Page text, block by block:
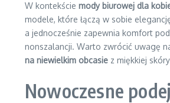
W kontekście mody biurowej dla
modele, które łączą w sobie
a jednocześnie zapewnia komfort
nonszalancji. Warto zwrócić uwagę
na niewielkim obcasie z miękkiej
Nowoczesne